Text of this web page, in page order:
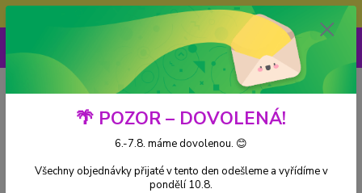
Doprava ZDARMA při nákupu nad 3000Kč
Menu
0 Kč
🌴 POZOR – DOVOLENÁ!
6.-7.8. máme dovolenou. 😊
Všechny objednávky přijaté v tento den odešleme a vyřídíme v
pondělí 10.8.